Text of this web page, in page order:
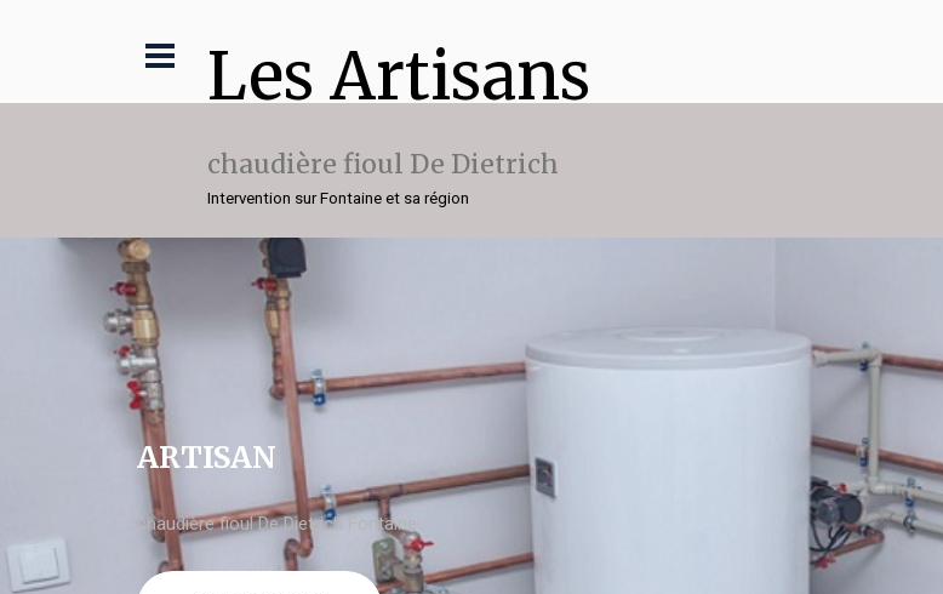
Les Artisans
chaudière fioul De Dietrich
Intervention sur Fontaine et sa région
ARTISAN
chaudière fioul De Dietrich Fontaine